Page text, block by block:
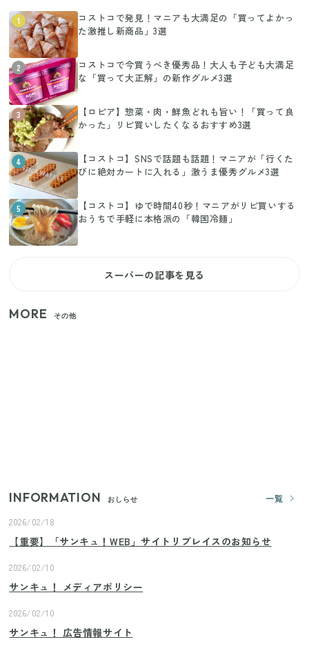
1
コストコで発見！マニアも大満足の「買ってよかっ
た激推し新商品」3選
2
コストコで今買うべき優秀品！大人も子ども大満足
な「買って大正解」の新作グルメ3選
3
【ロピア】惣菜・肉・鮮魚どれも旨い！「買って良
かった」リピ買いしたくなるおすすめ3選
4
【コストコ】SNSで話題も話題！マニアが「行くた
びに絶対カートに入れる」激うま優秀グルメ3選
5
【コストコ】ゆで時間40秒！マニアがリピ買いする
おうちで手軽に本格派の「韓国冷麺」
スーパーの記事を見る
MORE その他
INFORMATION おしらせ
一覧
2026/02/18
【重要】「サンキュ！WEB」サイトリプレイスのお知らせ
2026/02/10
サンキュ！ メディアポリシー
2026/02/10
サンキュ！ 広告情報サイト